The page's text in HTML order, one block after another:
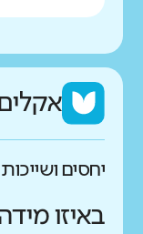
אקלים
יחסים
באיזו